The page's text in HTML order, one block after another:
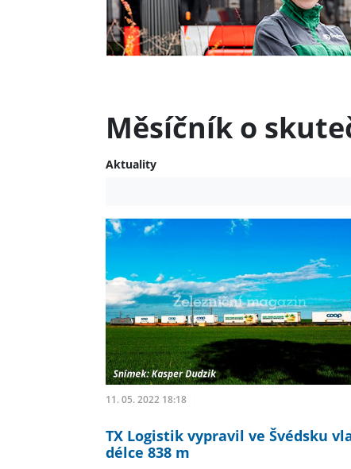
Měsíčník o
Aktuality
11. 05. 2022 18:18
TX Logistik vypravil ve Švédsku
délce 838 m